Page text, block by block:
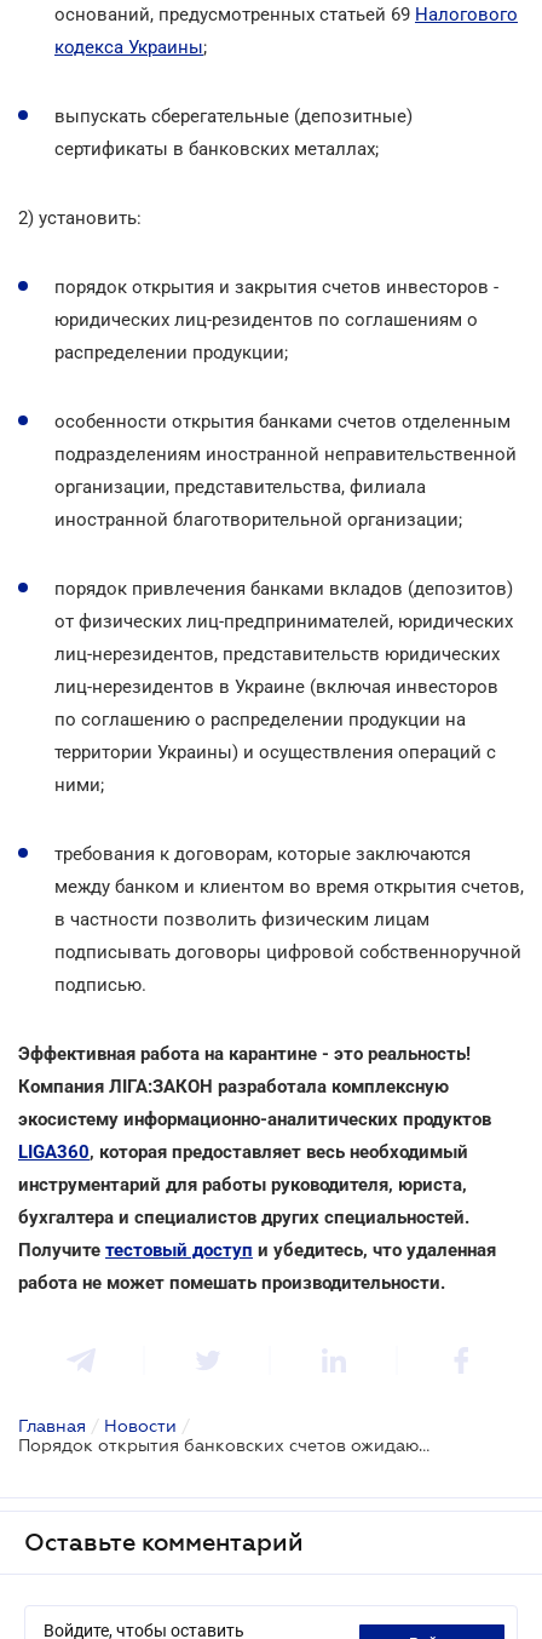
оснований, предусмотренных статьей 69 Налогового
кодекса Украины;
выпускать сберегательные (депозитные)
сертификаты в банковских металлах;
2) установить:
порядок открытия и закрытия счетов инвесторов -
юридических лиц-резидентов по соглашениям о
распределении продукции;
особенности открытия банками счетов отделенным
подразделениям иностранной неправительственной
организации, представительства, филиала
иностранной благотворительной организации;
порядок привлечения банками вкладов (депозитов)
от физических лиц-предпринимателей, юридических
лиц-нерезидентов, представительств юридических
лиц-нерезидентов в Украине (включая инвесторов
по соглашению о распределении продукции на
территории Украины) и осуществления операций с
ними;
требования к договорам, которые заключаются
между банком и клиентом во время открытия счетов,
в частности позволить физическим лицам
подписывать договоры цифровой собственноручной
подписью.
Эффективная работа на карантине - это реальность!
Компания ЛІГА:ЗАКОН разработала комплексную
экосистему информационно-аналитических продуктов
LIGA360, которая предоставляет весь необходимый
инструментарий для работы руководителя, юриста,
бухгалтера и специалистов других специальностей.
Получите тестовый доступ и убедитесь, что удаленная
работа не может помешать производительности.
Главная / Новости /
Порядок открытия банковских счетов ожидают нововведения
Оставьте комментарий
Войдите, чтобы оставить